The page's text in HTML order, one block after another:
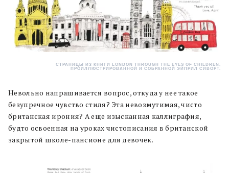
СТРАНИЦЫ ИЗ КНИГИ LONDON THROUGH THE EYES OF CHILDREN,
ПРОИЛЛЮСТРИРОВАННОЙ И СОБРАННОЙ ЭЙПРИЛ СИВОРТ.
Невольно напрашивается вопрос, откуда у нее такое
безупречное чувство стиля? Эта невозмутимая, чисто
британская ирония? А еще изысканная каллиграфия,
будто освоенная на уроках чистописания в британской
закрытой школе-пансионе для девочек.